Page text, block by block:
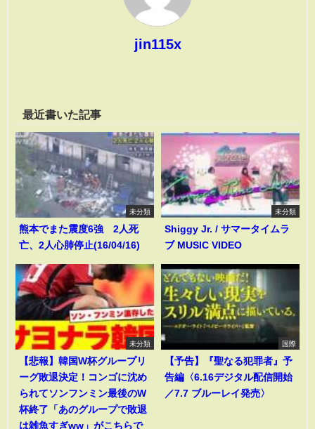
jin115x
最近書いた記事
未分類
熊本でまた震度6強 2人死
亡、2人心肺停止(16/04/16)
未分類
Shiggy Jr. / サマータイムラ
ブ MUSIC VIDEO
未分類
【悲報】韓国W杯グループリ
ーグ敗退決定！コンゴに沈め
られてソンフンミン最後のW
杯終了「あのグループで敗退
は雑魚すぎww」がこちらで
国際
【予告】『聖なる犯罪者』予
告編〈6.16デジタル配信開始
／7.7 ブルーレイ発売〉